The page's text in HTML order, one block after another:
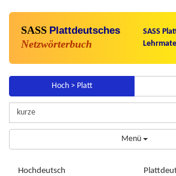
SASS Plattdeutsches
Netzwörterbuch
SASS
Hoch > Platt
Menü
Hochdeutsch